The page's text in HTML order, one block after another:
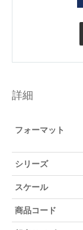
詳細
フォーマット
シリーズ
スケール
商品コード